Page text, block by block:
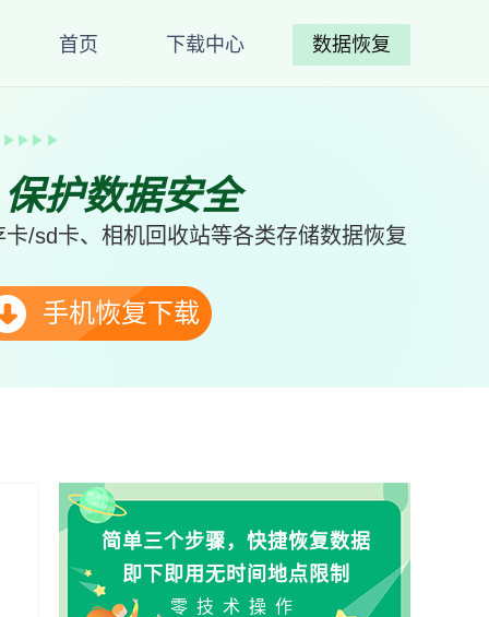
首页 下载中心 数据恢复
护数据安全
/sd卡、相机回收站等各类存储数据恢复
手机恢复下载
简单三个步骤，快捷恢复数据
即下即用无时间地点限制
零技术操作